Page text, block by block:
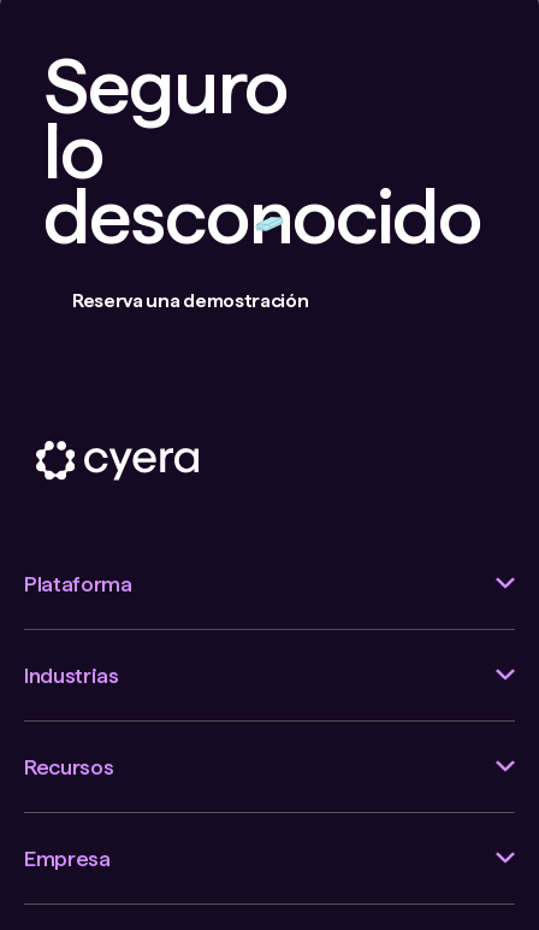
Seguro
lo
desconocido
Reserva una demostración
Plataforma
Industrias
Recursos
Empresa